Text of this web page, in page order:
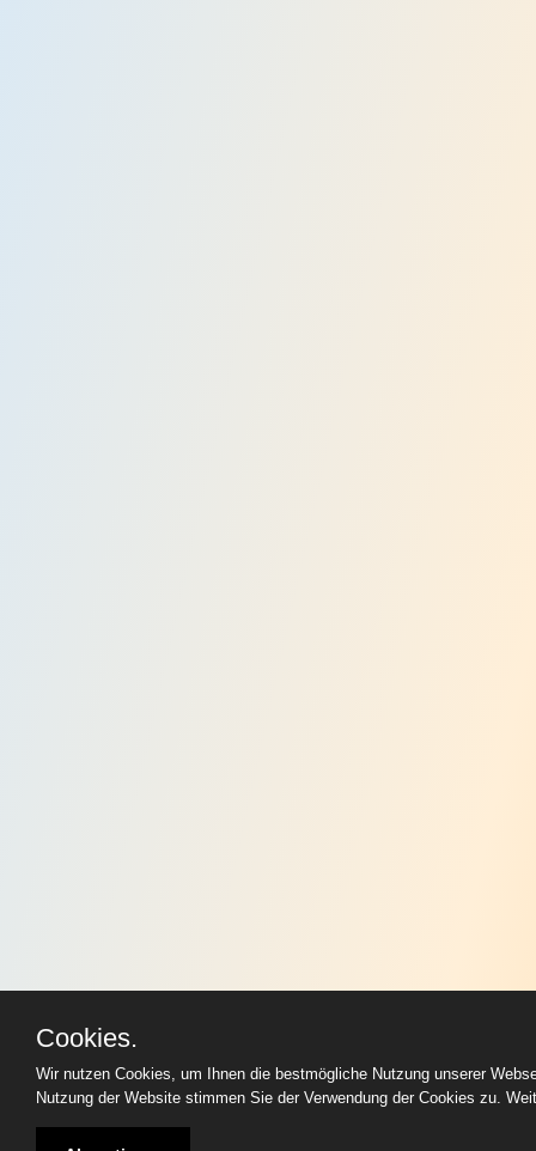
Cookies.
Wir nutzen Cookies, um Ihnen die bestmögliche Nutzung unserer
Nutzung der Website stimmen Sie der Verwendung der Cookies zu.